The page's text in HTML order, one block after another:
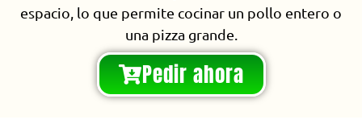
espacio, lo que permite cocinar un pollo entero o
una pizza grande.
Pedir ahora